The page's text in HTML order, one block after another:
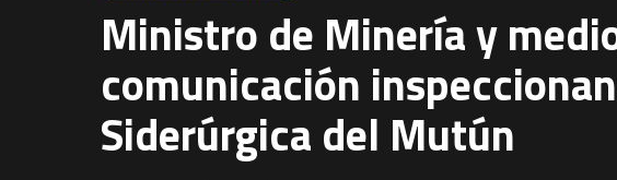
Ministro de Minería y
comunicación
Siderúrgica del Mutún